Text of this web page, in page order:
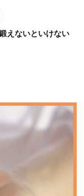
えないといけない